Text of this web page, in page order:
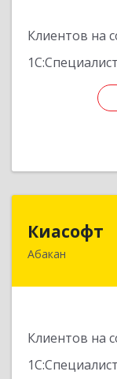
Клиентов на
1С:Специалист
Киасофт
Абакан
Клиентов на
1С:Специалист
655017,